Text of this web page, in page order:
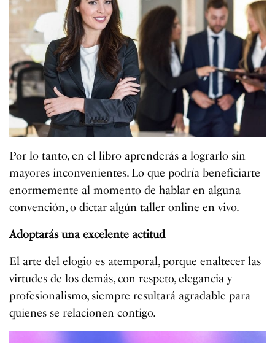
Por lo tanto, en el libro aprenderás a lograrlo sin
mayores inconvenientes. Lo que podría beneficiarte
enormemente al momento de hablar en alguna
convención, o dictar algún taller online en vivo.
Adoptarás una excelente actitud
El arte del elogio es atemporal, porque enaltecer las
virtudes de los demás, con respeto, elegancia y
profesionalismo, siempre resultará agradable para
quienes se relacionen contigo.